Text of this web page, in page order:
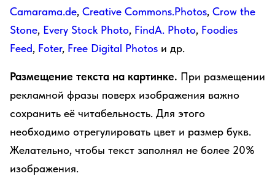
Camarama.de, Creative Commons.Photos, Crow the
Stone, Every Stock Photo, FindA. Photo, Foodies
Feed, Foter, Free Digital Photos и др.
Размещение текста на картинке. При размещении
рекламной фразы поверх изображения важно
сохранить её читабельность. Для этого
необходимо отрегулировать цвет и размер букв.
Желательно, чтобы текст заполнял не более 20%
изображения.